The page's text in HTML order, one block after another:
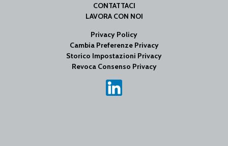
CONTATTACI
LAVORA CON NOI
Privacy Policy
Cambia Preferenze Privacy
Storico Impostazioni Privacy
Revoca Consenso Privacy